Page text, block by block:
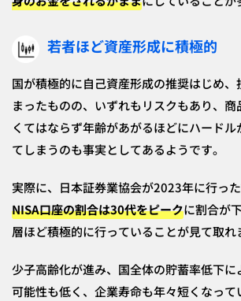
若者ほど資産形成に積極的
国が積極的に自己資産形成の推奨はじめ、
まったものの、いずれもリスクもあり、
くてはならず年齢があがるほどにハード
てしまうのも事実としてあるようです。
実際に、日本証券業協会が2023年に行った
NISA口座の割合は30代をピークに割合が
層ほど積極的に行っていることが見て取れ
少子高齢化が進み、国全体の貯蓄率低下に
可能性も低く、企業寿命も年々短くなって